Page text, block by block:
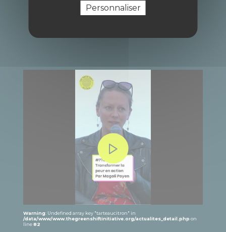
Warning: Undefined array key "tarteaucitron" in
/data/www/www.thegreenshiftinitiative.org/actualites_detail.php on
line82
Personnaliser